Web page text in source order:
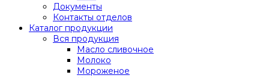
Документы
Контакты отделов
Каталог продукции
Вся продукция
Масло сливочное
Молоко
Мороженое